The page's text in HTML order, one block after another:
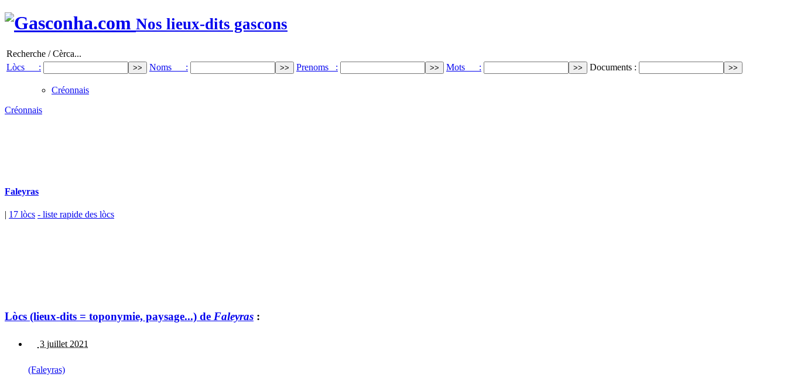
Nos lieux-dits gascons
Recherche / Cèrca...
Lòcs :
Noms : Prenoms : Mots : Documents :
Créonnais
Créonnais
Faleyras
| 17 lòcs - liste rapide des lòcs
Lòcs (lieux-dits = toponymie, paysage...) de Faleyras :
3 juillet 2021
(Faleyras)